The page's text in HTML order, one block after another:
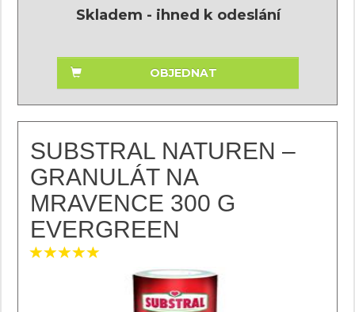
Skladem - ihned k odeslání
OBJEDNAT
SUBSTRAL NATUREN –
GRANULÁT NA
MRAVENCE 300 G
EVERGREEN